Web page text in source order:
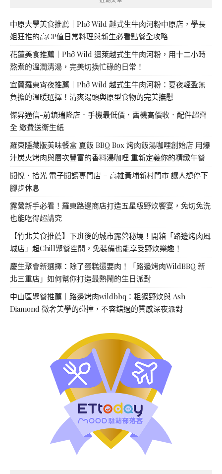
中原大學美食推薦｜Phở Wild 越式生牛肉河粉中原店，學長
姐狂推的高CP值日常料理與新生必看點餐全攻略
花蓮美食推薦｜Phở Wild 迴萊越式生牛肉河粉，用十二小時
熬煮的溫潤清湯，完美切換忙碌的日常！
宜蘭羅東宵夜推薦｜Phở Wild 越式生牛肉河粉：夏夜輕盈無
負擔的溫暖選擇！清爽湯頭與原型食物的完美撫慰
傑昇通信-前鎮瑞隆店．手機最低價．舊機高價收．配件超齊
全 繳費送衛生紙
羅東隱藏版美味餐盒 夏飯 BBQ Box 烤肉飯湯咖哩創始店 用爆
汁炭火烤肉與層次豐富的香料湯咖哩 重新定義你的精緻午餐
閱悅．拾光 電子閱讀專門店 – 高雄黃埔新村門市 讓人想停下
腳步休息
露營新手必看！羅東路邊商店打造五星級野炊饗宴，免切免洗
也能吃得超講究
【竹北美食推薦】下班後的城市露營秘境！開箱「路邊烤肉風
城店」超Chill聚餐空間，免裝備也能享受野炊樂趣！
慶生聚會新選擇：除了蛋糕還要肉！「路邊烤肉WildBBQ 新
北三重店」如何幫你打造最熱鬧的生日派對
中山區聚餐推薦｜路邊烤肉wildbbq：粗獷野炊與 Ash
Diamond 微奢美學的碰撞，不容錯過的質感深夜派對